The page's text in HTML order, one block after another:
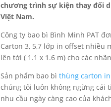
chương trình sự kiện thay đổi
Việt Nam.
Công ty bao bì Bình Minh PAT
Carton 3, 5,7 lớp in offset nhiều
lên tới ( 1.1 x 1.6 m) cho các
Sản phẩm bao bì thùng carton
chúng tôi luôn không ngừng cải
nhu cầu ngày càng cao của